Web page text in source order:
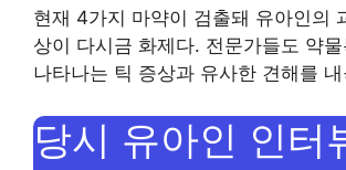
현재 4가지 마약이 검출돼 유아인의
상이 다시금 화제다. 전문가들도 약
나타나는 틱 증상과 유사한 견해를
당시 유아인 인터